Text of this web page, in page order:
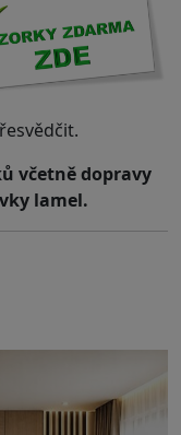
včetně dopravy
lamel.